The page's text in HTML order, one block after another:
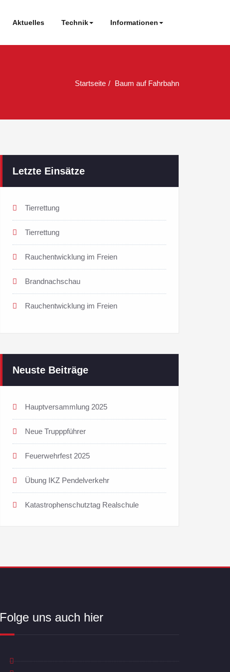
Aktuelles Technik Informationen
Startseite Baum auf Fahrbahn
Letzte Einsätze
Tierrettung
Tierrettung
Rauchentwicklung im Freien
Brandnachschau
Rauchentwicklung im Freien
Neuste Beiträge
Hauptversammlung 2025
Neue Trupppführer
Feuerwehrfest 2025
Übung IKZ Pendelverkehr
Katastrophenschutztag Realschule
Folge uns auch hier